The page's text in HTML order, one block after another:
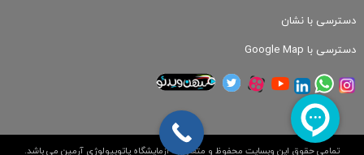
دسترسی با نشان
دسترسی با Google Map
تمامی حقوق این وبسایت محفوظ و متعلق به آزمایشگاه پاتوبیولوژی آرمین می باشد.